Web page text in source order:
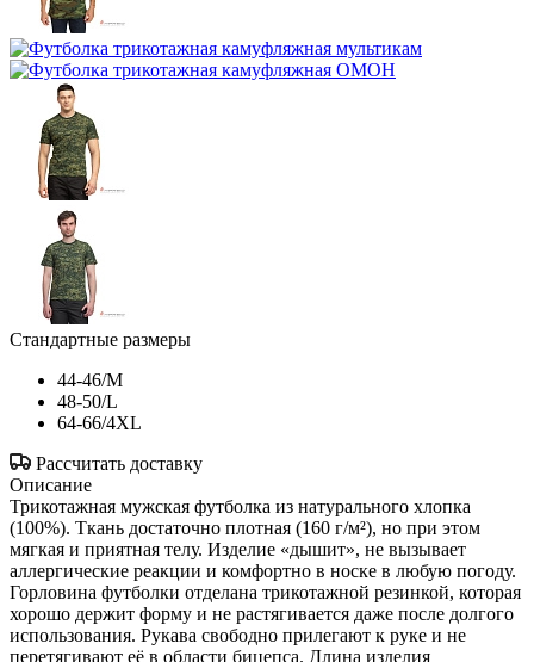
Стандартные размеры
44-46/M
48-50/L
64-66/4XL
Рассчитать доставку
Описание
Трикотажная мужская футболка из натурального хлопка
(100%). Ткань достаточно плотная (160 г/м²), но при этом
мягкая и приятная телу. Изделие «дышит», не вызывает
аллергические реакции и комфортно в носке в любую погоду.
Горловина футболки отделана трикотажной резинкой, которая
хорошо держит форму и не растягивается даже после долгого
использования. Рукава свободно прилегают к руке и не
перетягивают её в области бицепса. Длина изделия